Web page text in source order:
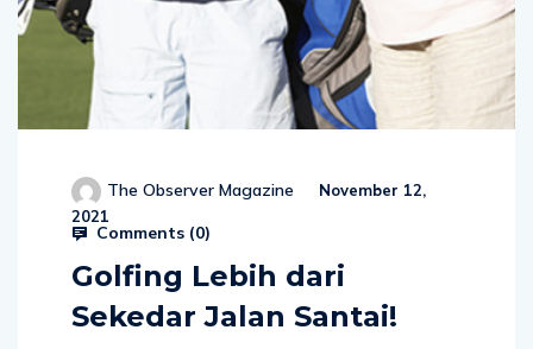
The Observer Magazine
November 12,
2021
Comments (0)
Golfing Lebih dari
Sekedar Jalan Santai!